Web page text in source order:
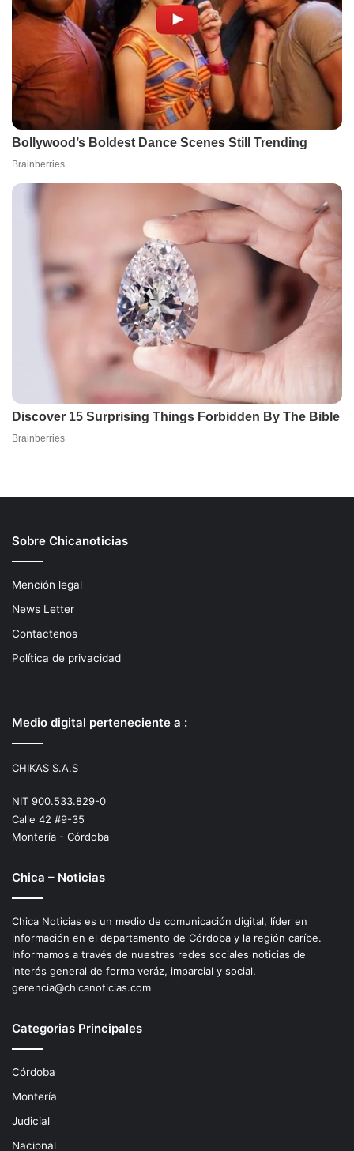
Sobre Chicanoticias
Mención legal
News Letter
Contactenos
Política de privacidad
Medio digital perteneciente a :
CHIKAS S.A.S
NIT 900.533.829-0
Calle 42 #9-35
Montería - Córdoba
Chica – Noticias
Chica Noticias es un medio de comunicación digital, líder en
información en el departamento de Córdoba y la región caríbe.
Informamos a través de nuestras redes sociales noticias de
interés general de forma veráz, imparcial y social.
gerencia@chicanoticias.com
Categorias Principales
Córdoba
Montería
Judicial
Nacional